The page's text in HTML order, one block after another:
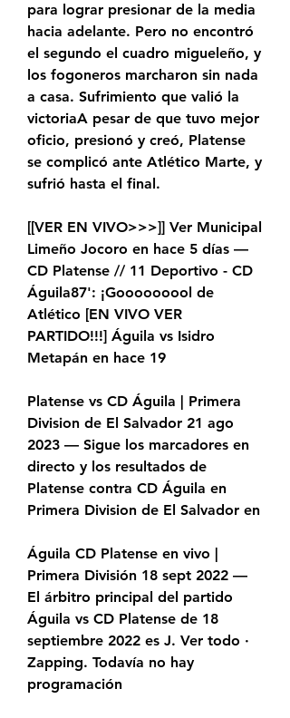
para lograr presionar de la media
hacia adelante. Pero no encontró
el segundo el cuadro migueleño, y
los fogoneros marcharon sin nada
a casa. Sufrimiento que valió la
victoriaA pesar de que tuvo mejor
oficio, presionó y creó, Platense
se complicó ante Atlético Marte, y
sufrió hasta el final.
[[VER EN VIVO>>>]] Ver Municipal
Limeño Jocoro en hace 5 días —
CD Platense // 11 Deportivo - CD
Águila87': ¡Gooooooool de
Atlético [EN VIVO VER
PARTIDO!!!] Águila vs Isidro
Metapán en hace 19
Platense vs CD Águila | Primera
Division de El Salvador 21 ago
2023 — Sigue los marcadores en
directo y los resultados de
Platense contra CD Águila en
Primera Division de El Salvador en
Águila CD Platense en vivo |
Primera División 18 sept 2022 —
El árbitro principal del partido
Águila vs CD Platense de 18
septiembre 2022 es J. Ver todo ·
Zapping. Todavía no hay
programación